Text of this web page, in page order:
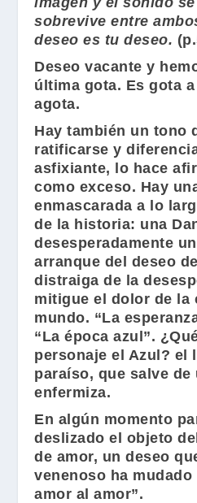
sobrevive entre
deseo es tu deseo.
Deseo vacante y
última gota. Es gota
agota.
Hay también un tono
ratificarse y
asfixiante, lo hace
como exceso. Hay
enmascarada a lo
de la historia: una
desesperadamente
arranque del deseo
distraiga de la
mitigue el dolor de la
mundo. “La
“La época azul”.
personaje el Azul? el
paraíso, que salve de
enfermiza.
En algún momento
deslizado el objeto
de amor, un deseo
venenoso ha mudado
amor al amor”.